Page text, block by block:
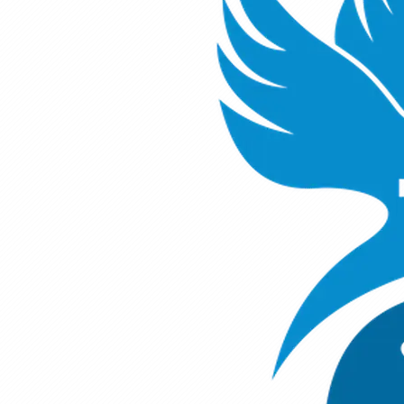
7.1.3 ఓడ మరియు తీర్పు ద్వారా లభించే రక్షణ
7.1.4 మెల్కీసెదెకు మరియు యాజక-రాజు రూపకం